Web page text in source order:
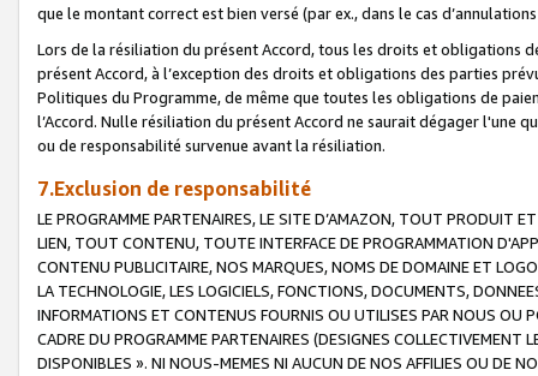
que le montant correct est bien versé (par ex., dans le cas
Lors de la résiliation du présent Accord, tous les droits et obligations
présent Accord, à l’exception des droits et obligations des parties
Politiques du Programme, de même que toutes les obligations de
l’Accord. Nulle résiliation du présent Accord ne saurait dégager l'une
ou de responsabilité survenue avant la résiliation.
7.Exclusion de responsabilité
LE PROGRAMME PARTENAIRES, LE SITE D’AMAZON, TOUT PRODUIT
LIEN, TOUT CONTENU, TOUTE INTERFACE DE PROGRAMMATION
CONTENU PUBLICITAIRE, NOS MARQUES, NOMS DE DOMAINE ET
LA TECHNOLOGIE, LES LOGICIELS, FONCTIONS, DOCUMENTS,
INFORMATIONS ET CONTENUS FOURNIS OU UTILISES PAR NOUS OU
CADRE DU PROGRAMME PARTENAIRES (DESIGNES COLLECTIVEMENT
DISPONIBLES ». NI NOUS-MEMES NI AUCUN DE NOS AFFILIES OU DE